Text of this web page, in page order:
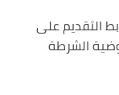
التقديم على
الشرطة